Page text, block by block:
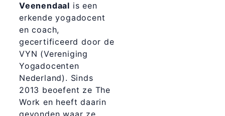
Veenendaal is een
erkende yogadocent
en coach,
gecertificeerd door de
VYN (Vereniging
Yogadocenten
Nederland). Sinds
2013 beoefent ze The
Work en heeft daarin
gevonden waar ze